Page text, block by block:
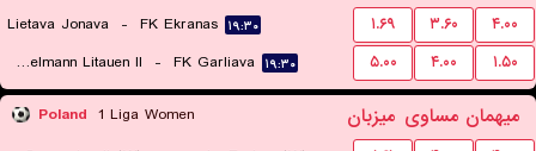
Lietava Jonava - FK Ekranas ۱۹:۳۰ ۱.۶۹ ۳.۶۰
۴.۰۰
Hegelmann Litauen II
- FK Garliava ۱۹:۳۰ ۵.۰۰ ۴.۰۰ ۱.۵۰
Poland 1 Liga Women میزبان مساوی میهمان